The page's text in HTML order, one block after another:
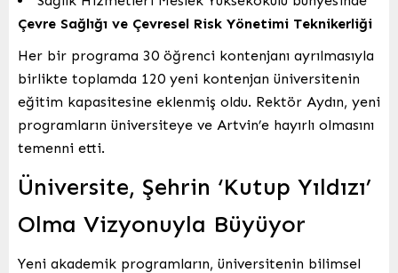
Çevre Sağlığı ve Çevresel Risk Yönetimi Teknikerliği
Her bir programa 30 öğrenci kontenjanı ayrılmasıyla
birlikte toplamda 120 yeni kontenjan üniversitenin
eğitim kapasitesine eklenmiş oldu. Rektör Aydın, yeni
programların üniversiteye ve Artvin’e hayırlı olmasını
temenni etti.
Üniversite, Şehrin ‘Kutup Yıldızı’
Olma Vizyonuyla Büyüyor
Yeni akademik programların, üniversitenin bilimsel